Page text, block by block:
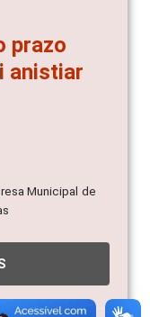
prazo
anistiar
Municipal de